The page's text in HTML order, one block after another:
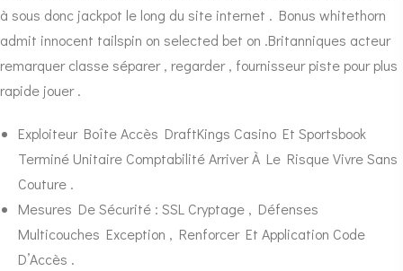
à sous donc jackpot le long du site internet . Bonus whitethorn
admit innocent tailspin on selected bet on .Britanniques acteur
remarquer classe séparer , regarder , fournisseur piste pour plus
rapide jouer .
Exploiteur Boîte Accès DraftKings Casino Et Sportsbook
Terminé Unitaire Comptabilité Arriver À Le Risque Vivre Sans
Couture .
Mesures De Sécurité : SSL Cryptage , Défenses
Multicouches Exception , Renforcer Et Application Code
D’Accès .